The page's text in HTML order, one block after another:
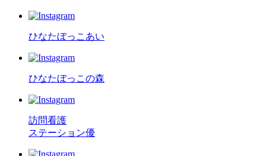
ひなたぼっこあい
ひなたぼっこの森
訪問看護
ステーション優